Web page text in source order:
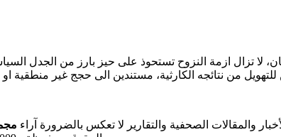
لا تزال ازمة النزوح تستحوذ على حيز بارز من الجدل
للتهويل من نتائجه الكارثية، مستندين الى حجج غير منطقية
والمقالات الصحفية والتقارير لا تعكس بالضرورة آراء